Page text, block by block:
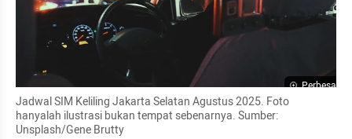
Perbesar
Jadwal SIM Keliling Jakarta Selatan Agustus 2025. Foto
hanyalah ilustrasi bukan tempat sebenarnya. Sumber:
Unsplash/Gene Brutty